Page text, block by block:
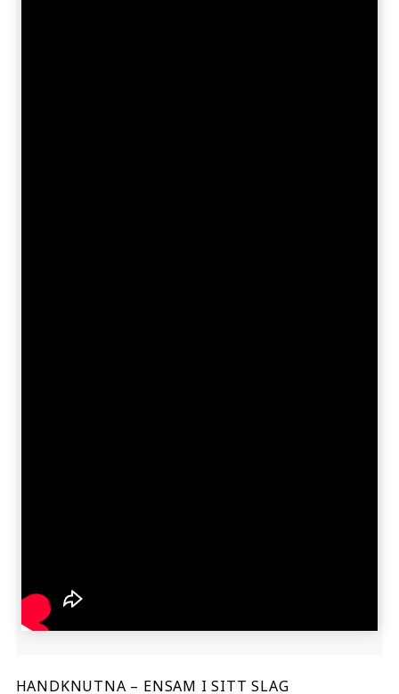
HANDKNUTNA – ENSAM I SITT SLAG